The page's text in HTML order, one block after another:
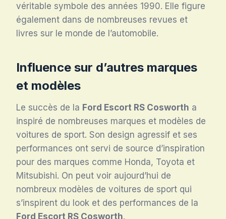
véritable symbole des années 1990. Elle figure
également dans de nombreuses revues et
livres sur le monde de l’automobile.
Influence sur d’autres marques
et modèles
Le succès de la Ford Escort RS Cosworth a
inspiré de nombreuses marques et modèles de
voitures de sport. Son design agressif et ses
performances ont servi de source d’inspiration
pour des marques comme Honda, Toyota et
Mitsubishi. On peut voir aujourd’hui de
nombreux modèles de voitures de sport qui
s’inspirent du look et des performances de la
Ford Escort RS Cosworth.